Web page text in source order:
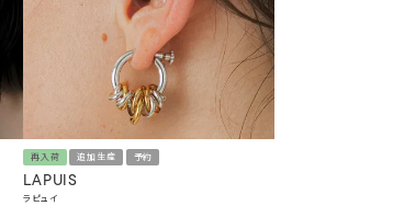
再入荷 追加生産 予約
LAPUIS
ラピュイ